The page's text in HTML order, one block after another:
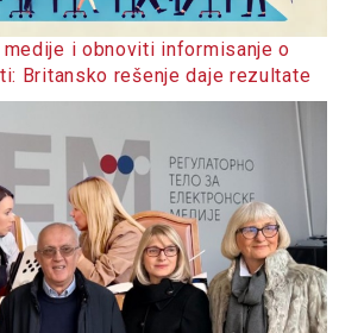
medije i obnoviti informisanje o
Britansko rešenje daje rezultate